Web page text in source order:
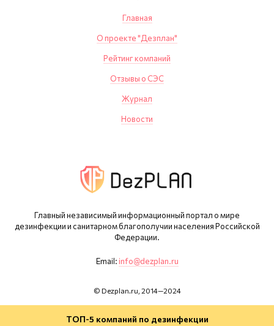
ТОП-5 компаний по дезинфекции
Главный независимый информационный портал о мире
дезинфекции и санитарном благополучии населения Российской
Федерации.
Email: info@dezplan.ru
© Dezplan.ru, 2014—2024
Главная
О проекте "Дезплан"
Рейтинг компаний
Отзывы о СЭС
Журнал
Новости